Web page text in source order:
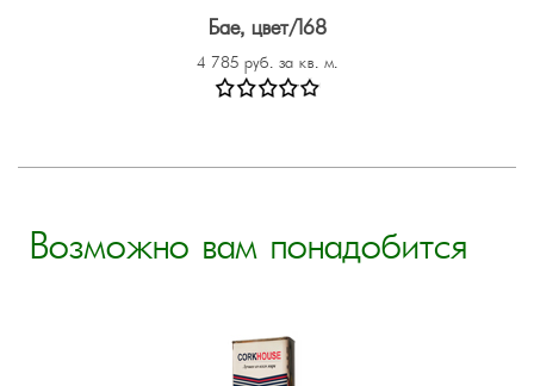
Бае, цвет/168
4 785 руб. за кв. м.
Возможно вам понадобится